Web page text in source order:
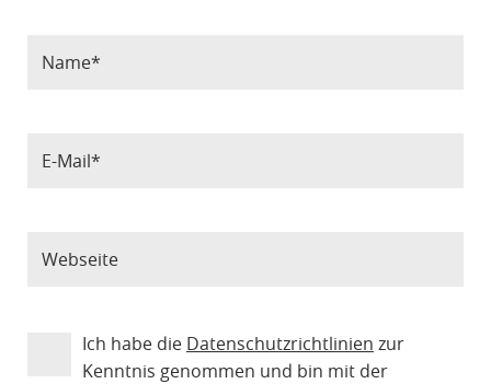
Ich habe die Datenschutzrichtlinien zur
Kenntnis genommen und bin mit der